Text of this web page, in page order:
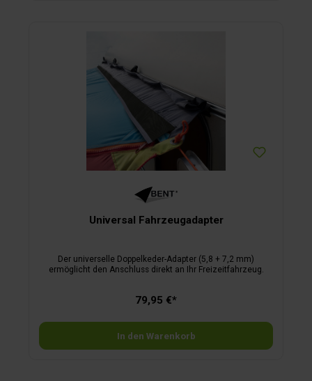
Universal Fahrzeugadapter
Der universelle Doppelkeder-Adapter (5,8 + 7,2 mm)
ermöglicht den Anschluss direkt an Ihr Freizeitfahrzeug.
79,95 €*
In den Warenkorb